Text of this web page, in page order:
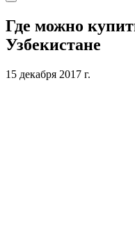
Где можно
Узбекистане
15 декабря 2017 г.